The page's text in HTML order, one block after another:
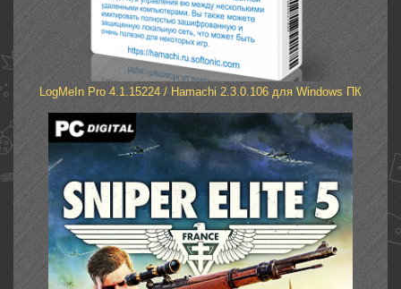
LogMeIn Pro 4.1.15224 / Hamachi 2.3.0.106 для Windows ПК